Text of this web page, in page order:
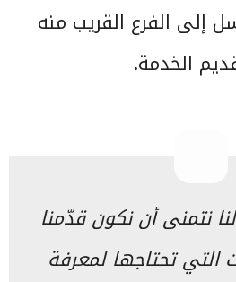
إلى الفرع القريب منه
الخدمة.
نتمنى أن نكون قدّمنا
التي تحتاجها لمعرفة